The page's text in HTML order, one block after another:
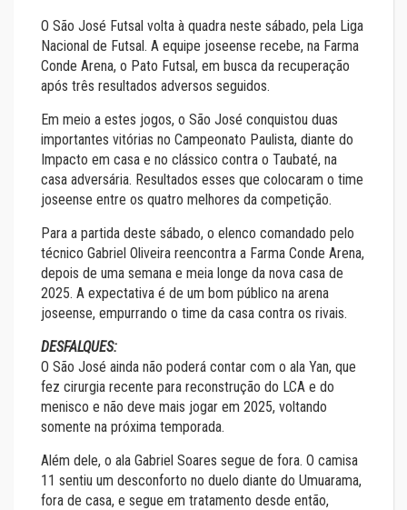
O São José Futsal volta à quadra neste sábado, pela Liga
Nacional de Futsal. A equipe joseense recebe, na Farma
Conde Arena, o Pato Futsal, em busca da recuperação
após três resultados adversos seguidos.
Em meio a estes jogos, o São José conquistou duas
importantes vitórias no Campeonato Paulista, diante do
Impacto em casa e no clássico contra o Taubaté, na
casa adversária. Resultados esses que colocaram o time
joseense entre os quatro melhores da competição.
Para a partida deste sábado, o elenco comandado pelo
técnico Gabriel Oliveira reencontra a Farma Conde Arena,
depois de uma semana e meia longe da nova casa de
2025. A expectativa é de um bom público na arena
joseense, empurrando o time da casa contra os rivais.
DESFALQUES:
O São José ainda não poderá contar com o ala Yan, que
fez cirurgia recente para reconstrução do LCA e do
menisco e não deve mais jogar em 2025, voltando
somente na próxima temporada.
Além dele, o ala Gabriel Soares segue de fora. O camisa
11 sentiu um desconforto no duelo diante do Umuarama,
fora de casa, e segue em tratamento desde então,